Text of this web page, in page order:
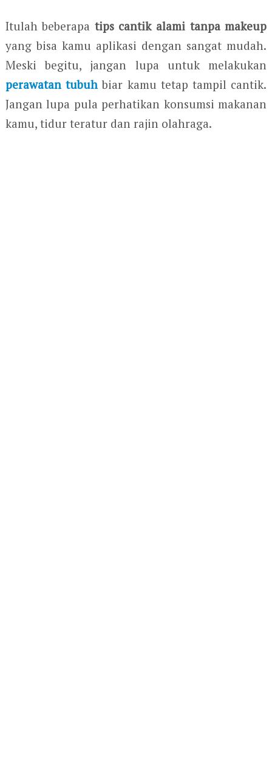
Itulah beberapa tips cantik alami tanpa makeup
yang bisa kamu aplikasi dengan sangat mudah.
Meski begitu, jangan lupa untuk melakukan
perawatan tubuh biar kamu tetap tampil cantik.
Jangan lupa pula perhatikan konsumsi makanan
kamu, tidur teratur dan rajin olahraga.